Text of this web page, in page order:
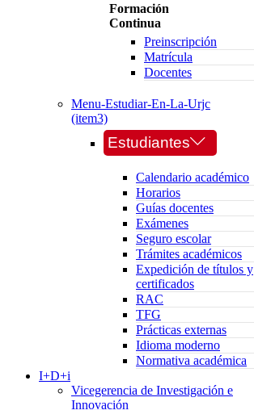
Formación
Continua
Preinscripción
Matrícula
Docentes
Menu-Estudiar-En-La-Urjc
(item3)
Estudiantes
Calendario académico
Horarios
Guías docentes
Exámenes
Seguro escolar
Trámites académicos
Expedición de títulos y
certificados
RAC
TFG
Prácticas externas
Idioma moderno
Normativa académica
I+D+i
Vicegerencia de Investigación e
Innovación